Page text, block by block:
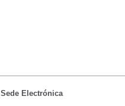
Sede Electrónica